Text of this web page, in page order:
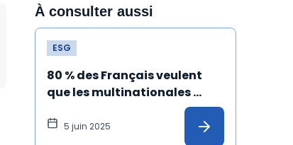
À consulter aussi
ESG
80 % des Français veulent
que les multinationales
s'engagent dans le respect
du climat et des droits
5 juin 2025